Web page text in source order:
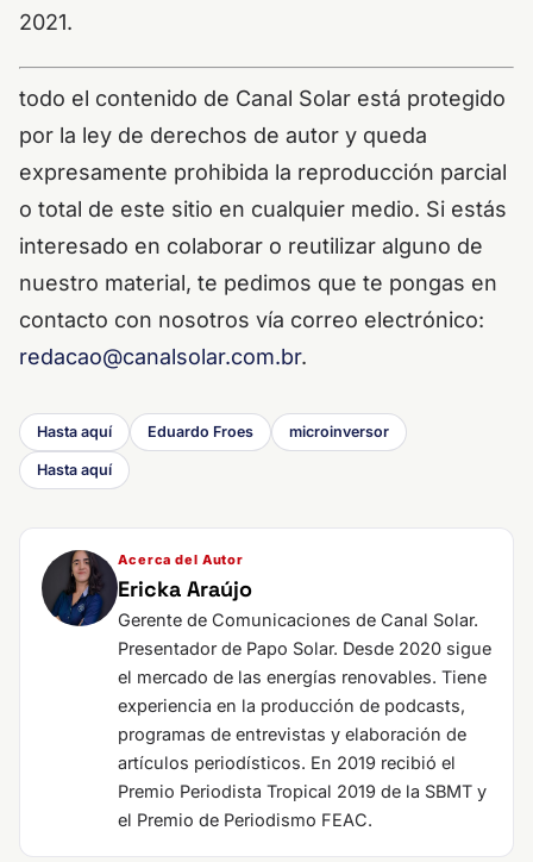
2021.
todo el contenido de Canal Solar está protegido
por la ley de derechos de autor y queda
expresamente prohibida la reproducción parcial
o total de este sitio en cualquier medio. Si estás
interesado en colaborar o reutilizar alguno de
nuestro material, te pedimos que te pongas en
contacto con nosotros vía correo electrónico:
redacao@canalsolar.com.br.
Hasta aquí Eduardo Froes microinversor
Hasta aquí
Acerca del Autor
Ericka Araújo
Gerente de Comunicaciones de Canal Solar.
Presentador de Papo Solar. Desde 2020 sigue
el mercado de las energías renovables. Tiene
experiencia en la producción de podcasts,
programas de entrevistas y elaboración de
artículos periodísticos. En 2019 recibió el
Premio Periodista Tropical 2019 de la SBMT y
el Premio de Periodismo FEAC.